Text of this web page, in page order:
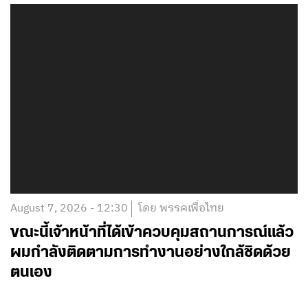
August 7, 2026 - 12:30 โดย พรรคเพื่อไทย
ขณะนี้เจ้าหน้าที่ได้เข้าควบคุมสถานการณ์แล้ว
ผมกำลังติดตามการทำงานอย่างใกล้ชิดด้วย
ตนเอง